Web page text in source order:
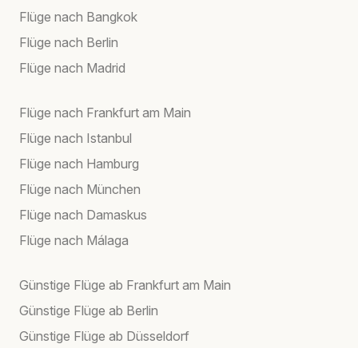
Flüge nach Bangkok
Flüge nach Berlin
Flüge nach Madrid
Flüge nach Frankfurt am Main
Flüge nach Istanbul
Flüge nach Hamburg
Flüge nach München
Flüge nach Damaskus
Flüge nach Málaga
Günstige Flüge ab Frankfurt am Main
Günstige Flüge ab Berlin
Günstige Flüge ab Düsseldorf